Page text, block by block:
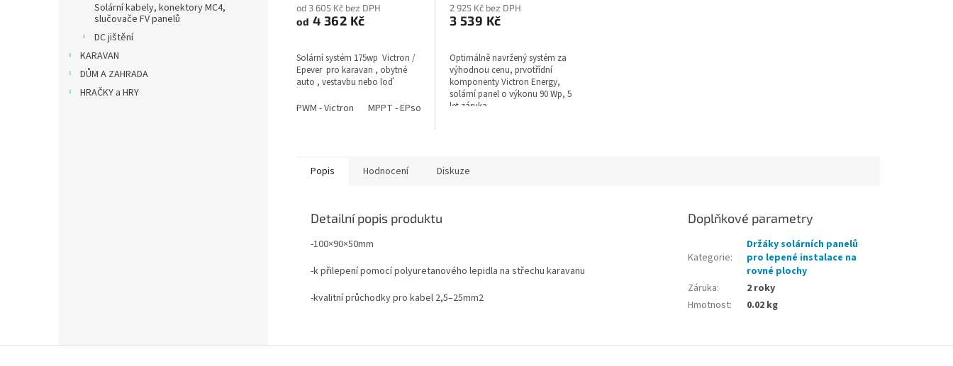
Solární kabely, konektory MC4,
slučovače FV panelů
DC jištění
KARAVAN
DŮM A ZAHRADA
HRAČKY a HRY
od 3 605 Kč bez DPH
od 4 362 Kč
Solární systém 175wp Victron /
Epever pro karavan , obytné
auto , vestavbu nebo loď
PWM - Victron MPPT - EPsolar MPPT - Victron
2 925 Kč bez DPH
3 539 Kč
Optimálně navržený systém za
výhodnou cenu, prvotřídní
komponenty Victron Energy,
solární panel o výkonu 90 Wp, 5
let záruka.
Popis Hodnocení Diskuze
Detailní popis produktu
-100×90×50mm
-k přilepení pomocí polyuretanového lepidla na střechu karavanu
-kvalitní průchodky pro kabel 2,5–25mm2
Doplňkové parametry
Kategorie:
Držáky solárních panelů
pro lepené instalace na
rovné plochy
Záruka:
2 roky
Hmotnost: 0.02 kg